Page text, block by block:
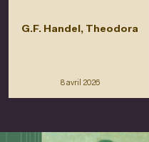
G.F. Handel, Theodora
8 avril 2026